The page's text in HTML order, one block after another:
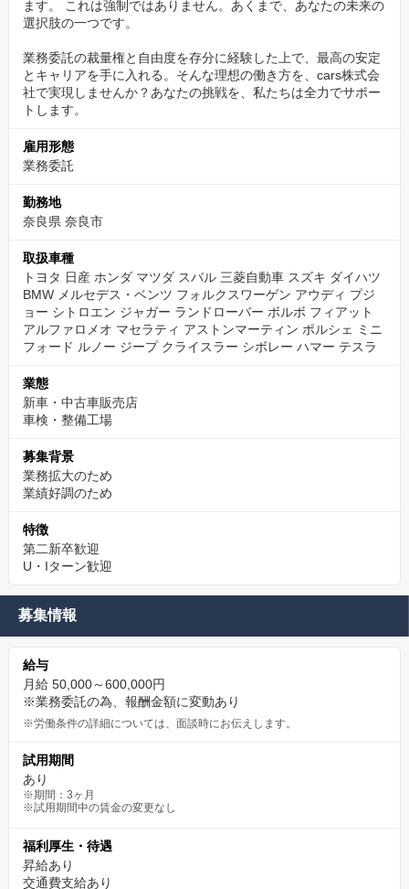
最新のEVから希少な輸入車まで、幅広い知識と技術を実践的に習
毎日が新しい発見と挑戦の連続で、あなたの整備士としてのスキ
ルは飛躍的に向上するでしょう。
探求心があればあるほど、面白くなる仕事です。
ます。 これは強制ではありません。あくまで、あなたの未来の
選択肢の一つです。
業務委託の裁量権と自由度を存分に経験した上で、最高の安定
とキャリアを手に入れる。そんな理想の働き方を、cars株式会
社で実現しませんか？あなたの挑戦を、私たちは全力でサポー
トします。
雇用形態
業務委託
勤務地
奈良県 奈良市
取扱車種
トヨタ 日産 ホンダ マツダ スバル 三菱自動車 スズキ ダイハツ
BMW メルセデス・ベンツ フォルクスワーゲン アウディ プジ
ョー シトロエン ジャガー ランドローバー ボルボ フィアット
アルファロメオ マセラティ アストンマーティン ポルシェ ミニ
フォード ルノー ジープ クライスラー シボレー ハマー テスラ
業態
新車・中古車販売店
車検・整備工場
募集背景
業務拡大のため
業績好調のため
特徴
第二新卒歓迎
U・Iターン歓迎
募集情報
給与
月給 50,000～600,000円
※業務委託の為、報酬金額に変動あり
※労働条件の詳細については、面談時にお伝えします。
試用期間
あり
※期間：3ヶ月
※試用期間中の賃金の変更なし
福利厚生・待遇
昇給あり
交通費支給あり